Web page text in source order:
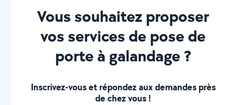
Vous souhaitez proposer
vos services de pose de
porte à galandage ?
Inscrivez-vous et répondez aux demandes près
de chez vous !